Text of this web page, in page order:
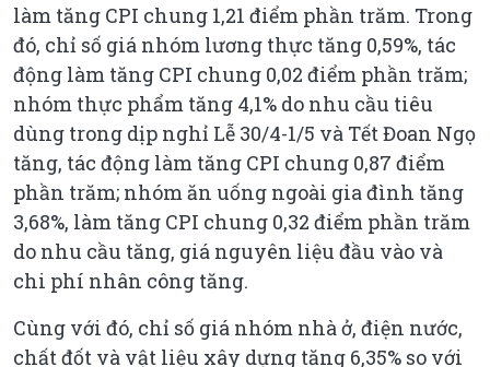
làm tăng CPI chung 1,21 điểm phần trăm. Trong
đó, chỉ số giá nhóm lương thực tăng 0,59%, tác
động làm tăng CPI chung 0,02 điểm phần trăm;
nhóm thực phẩm tăng 4,1% do nhu cầu tiêu
dùng trong dịp nghỉ Lễ 30/4-1/5 và Tết Đoan Ngọ
tăng, tác động làm tăng CPI chung 0,87 điểm
phần trăm; nhóm ăn uống ngoài gia đình tăng
3,68%, làm tăng CPI chung 0,32 điểm phần trăm
do nhu cầu tăng, giá nguyên liệu đầu vào và
chi phí nhân công tăng.
Cùng với đó, chỉ số giá nhóm nhà ở, điện nước,
chất đốt và vật liệu xây dựng tăng 6,35% so với